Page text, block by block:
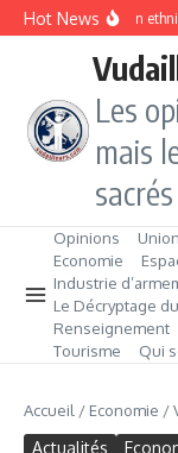
Aller au contenu
Hot NewsDivision
Les
mais
sacrés
Opinions
Economie
Industrie
Le Décryptage
Renseignement
Tourisme
Qui
Accueil / Economie /
Actualités